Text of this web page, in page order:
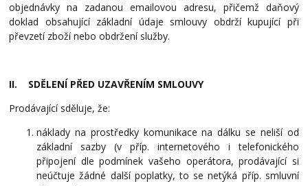
objednávky na zadanou emailovou adresu, přičemž daňový
doklad obsahující základní údaje smlouvy obdrží kupující při
převzetí zboží nebo obdržení služby.
II. SDĚLENÍ PŘED UZAVŘENÍM SMLOUVY
Prodávající sděluje, že:
náklady na prostředky komunikace na dálku se neliší od
základní sazby (v příp. internetového
i
telefonického
připojení dle podmínek vašeho operátora, prodávající si
neúčtuje žádné další poplatky, to se netýká příp. smluvní